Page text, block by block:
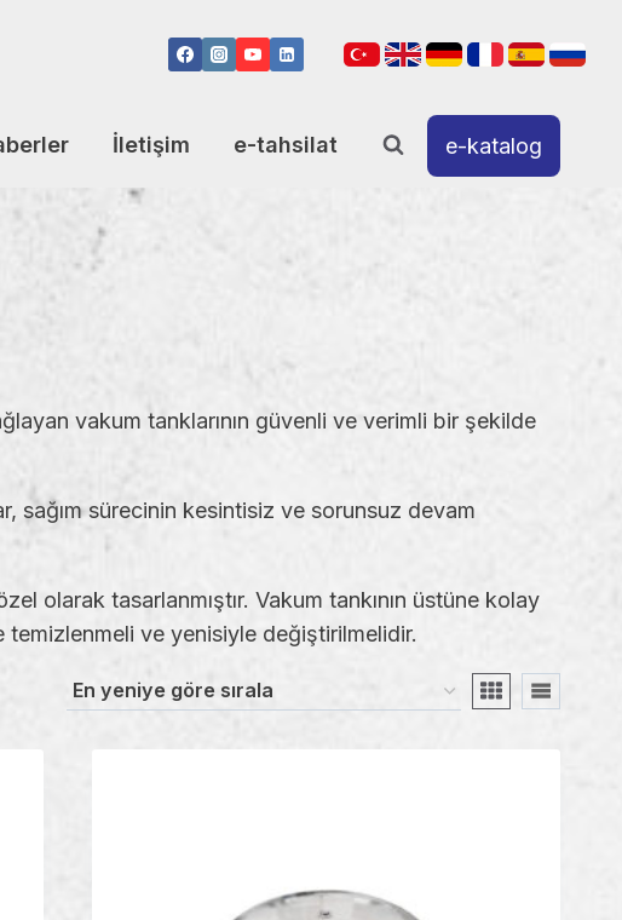
İletişim e-tahsilat e-katalog
vakum tanklarının güvenli ve verimli bir şekilde
sağım sürecinin kesintisiz ve sorunsuz devam
olarak tasarlanmıştır. Vakum tankının üstüne kolay
ve yenisiyle değiştirilmelidir.